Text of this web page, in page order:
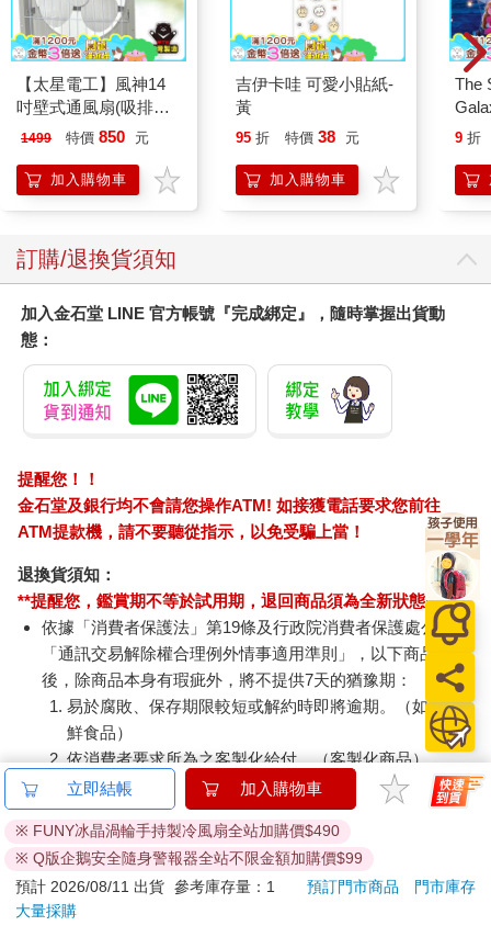
【太星電工】風神14
吋壁式通風扇(吸排風
機)
1499 特價 850 元
加入購物車
吉伊卡哇 可愛小貼紙-
黃
95 折 特價 38 元
加入購物車
The
9 折
訂購/退換貨須知
加入金石堂 LINE 官方帳號『完成綁定』，隨時掌握出貨動
態：
提醒您！！
金石堂及銀行均不會請您操作ATM! 如接獲電話要求您前往
ATM提款機，請不要聽從指示，以免受騙上當！
退換貨須知：
**提醒您，鑑賞期不等於試用期，退回商品須為全新狀態**
依據「消費者保護法」第19條及行政院消費者保護處公告之
「通訊交易解除權合理例外情事適用準則」，以下商品購買
後，除商品本身有瑕疵外，將不提供7天的猶豫期：
易於腐敗、保存期限較短或解約時即將逾期。（如：生
鮮食品）
依消費者要求所為之客製化給付。（客製化商品）
報紙、期刊或雜誌。（含MOOK、外文雜誌）
經消費者拆封之影音商品或電腦軟體。
非以有形媒介提供之數位內容或一經提供即為完成之線
上服務，經消費者事先同意始提供。（如：電子書、電
子雜誌、下載版軟體、虛擬商品…等）
已拆封之個人衛生用品。（如：內衣褲、刮鬍刀、除毛
立即結帳 加入購物車
※ FUNY冰晶渦輪手持製冷風扇全站加購價$490
※ Q版企鵝安全隨身警報器全站不限金額加購價$99
預計 2026/08/11 出貨 參考庫存量：1 預訂門市商品
門市庫存
大量採購